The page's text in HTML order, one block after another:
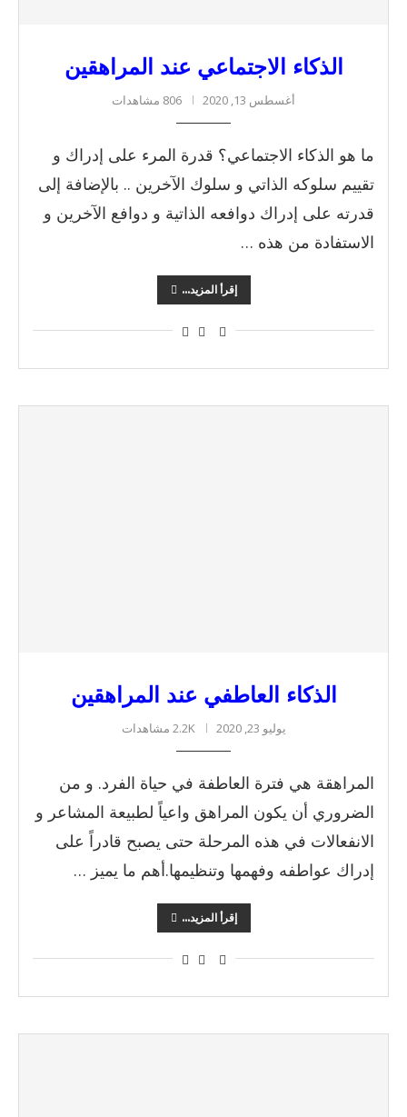
الذكاء الاجتماعي عند المراهقين
أغسطس 13, 2020 806 مشاهدات
ما هو الذكاء الاجتماعي؟ قدرة المرء على إدراك و
تقييم سلوكه الذاتي و سلوك الآخرين .. بالإضافة إلى
قدرته على إدراك دوافعه الذاتية و دوافع الآخرين و
الاستفادة من هذه …
إقرأ المزيد...
الذكاء العاطفي عند المراهقين
يوليو 23, 2020 2.2K مشاهدات
المراهقة هي فترة العاطفة في حياة الفرد. و من
الضروري أن يكون المراهق واعياً لطبيعة المشاعر و
الانفعالات في هذه المرحلة حتى يصبح قادراً على
إدراك عواطفه وفهمها وتنظيمها.أهم ما يميز …
إقرأ المزيد...